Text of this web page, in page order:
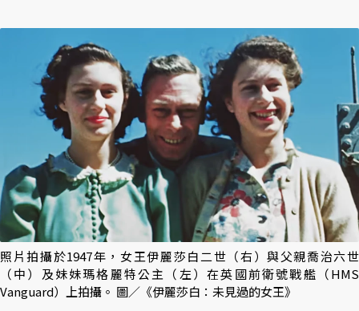
照片拍攝於1947年，女王伊麗莎白二世（右）與父親喬治六世
（中）及妹妹瑪格麗特公主（左）在英國前衛號戰艦（HMS
Vanguard）上拍攝。 圖／《伊麗莎白：未見過的女王》